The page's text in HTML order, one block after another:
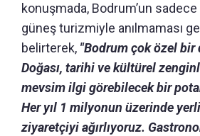
konuşmada, Bodrum’un
güneş turizmiyle anılmaması
belirterek, "Bodrum çok özel bir
Doğası, tarihi ve kültürel
mevsim ilgi görebilecek bir
Her yıl 1 milyonun üzerinde
ziyaretçiyi ağırlıyoruz.